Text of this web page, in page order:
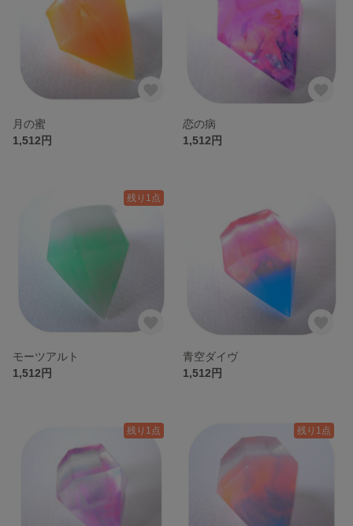
月の蜜
1,512円
恋の病
1,512円
残り1点
モーツアルト
1,512円
青空ダイヴ
1,512円
残り1点 残り1点